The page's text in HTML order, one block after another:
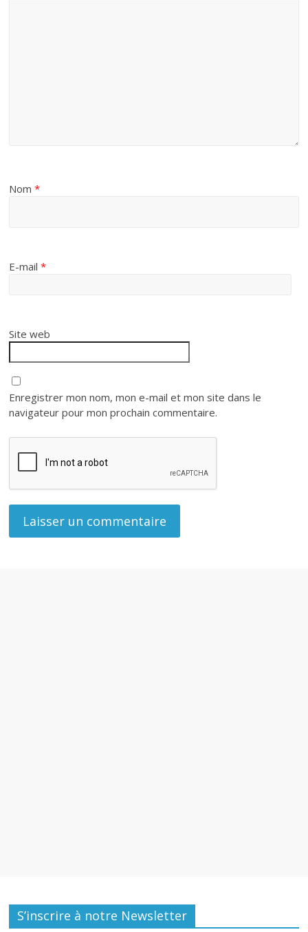
Nom*
E-mail*
Site web
Enregistrer mon nom, mon e-mail et mon site dans le
navigateur pour mon prochain commentaire.
S’inscrire à notre Newsletter